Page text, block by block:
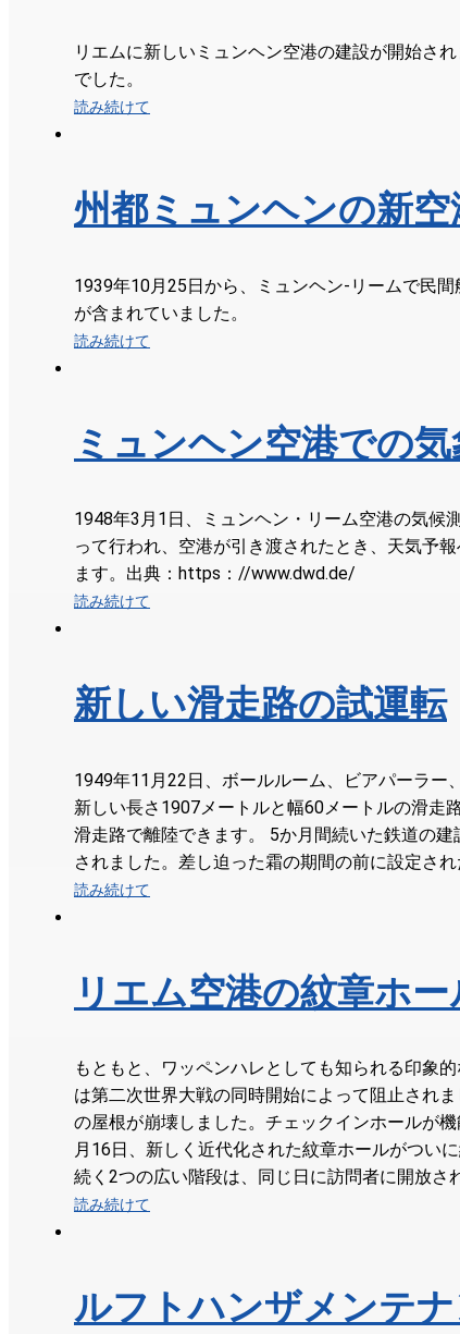
リエムに新しいミュンヘン空港の建設が開始さ
でした。
読み続けて
州都ミュンヘンの新空
1939年10月25日から、ミュンヘン-リームで民
が含まれていました。
読み続けて
ミュンヘン空港での
1948年3月1日、ミュンヘン・リーム空港の気候
って行われ、空港が引き渡されたとき、天気予
ます。出典：https：//www.dwd.de/
読み続けて
新しい滑走路の試運転
1949年11月22日、ボールルーム、ビアパーラ
新しい長さ1907メートルと幅60メートルの滑走
滑走路で離陸できます。 5か月間続いた鉄道の
されました。差し迫った霜の期間の前に設定さ
読み続けて
リエム空港の紋章ホ
もともと、ワッペンハレとしても知られる印象
は第二次世界大戦の同時開始によって阻止され
の屋根が崩壊しました。チェックインホールが
月16日、新しく近代化された紋章ホールがつい
続く2つの広い階段は、同じ日に訪問者に開放さ
読み続けて
ルフトハンザメンテ